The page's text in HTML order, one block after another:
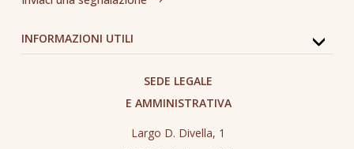
INFORMAZIONI UTILI
SEDE LEGALE
E AMMINISTRATIVA
Largo D. Divella, 1